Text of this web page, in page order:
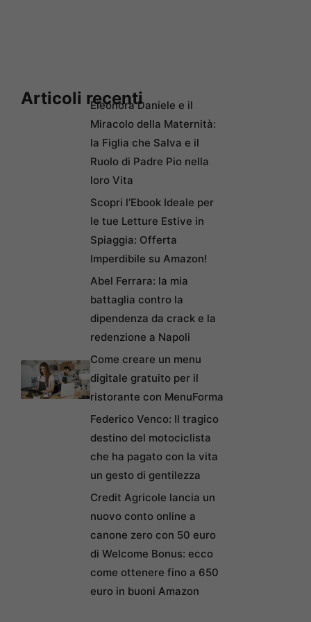
Articoli recentiEleonora Daniele e il
Miracolo della Maternità:
la Figlia che Salva e il
Ruolo di Padre Pio nella
loro Vita
Scopri l’Ebook Ideale per
le tue Letture Estive in
Spiaggia: Offerta
Imperdibile su Amazon!
Abel Ferrara: la mia
battaglia contro la
dipendenza da crack e la
redenzione a Napoli
Come creare un menu
digitale gratuito per il
ristorante con MenuForma
Federico Venco: Il tragico
destino del motociclista
che ha pagato con la vita
un gesto di gentilezza
Credit Agricole lancia un
nuovo conto online a
canone zero con 50 euro
di Welcome Bonus: ecco
come ottenere fino a 650
euro in buoni Amazon